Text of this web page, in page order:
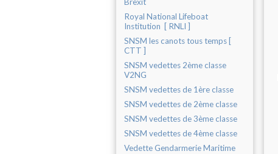
Brexit
Royal National Lifeboat
Institution [ RNLI ]
SNSM les canots tous temps [
CTT ]
SNSM vedettes 2ème classe
V2NG
SNSM vedettes de 1ère classe
SNSM vedettes de 2ème classe
SNSM vedettes de 3ème classe
SNSM vedettes de 4ème classe
Vedette Gendarmerie Maritime